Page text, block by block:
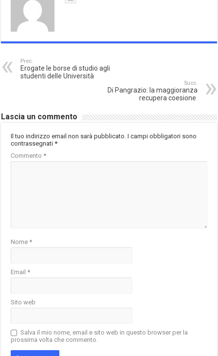
Prec.
Erogate le borse di studio agli
studenti delle Università
Succ.
Di Pangrazio: la maggioranza
recupera coesione
Lascia un commento
Il tuo indirizzo email non sarà pubblicato. I campi obbligatori sono
contrassegnati*
Commento*
Nome*
Email*
Sito web
Salva il mio nome, email e sito web in questo browser per la
prossima volta che commento.